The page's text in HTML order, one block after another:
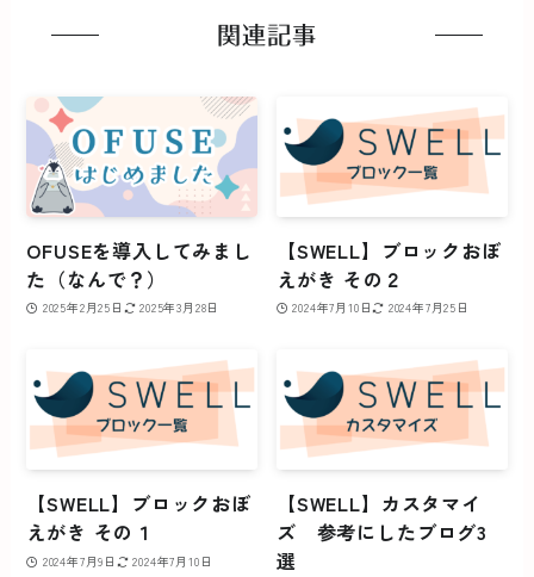
関連記事
OFUSEを導入してみまし
た（なんで？）
2025年2月25日 2025年3月28日
【SWELL】ブロックおぼ
えがき その２
2024年7月10日 2024年7月25日
【SWELL】ブロックおぼ
えがき その１
2024年7月9日 2024年7月10日
【SWELL】カスタマイ
ズ 参考にしたブログ3
選